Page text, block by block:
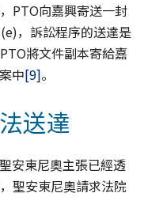
PTO向嘉興寄送一封
，訴訟程序的送達是
將文件副本寄給嘉
中[9]。
送達
安東尼奧主張已經透
聖安東尼奧請求法院